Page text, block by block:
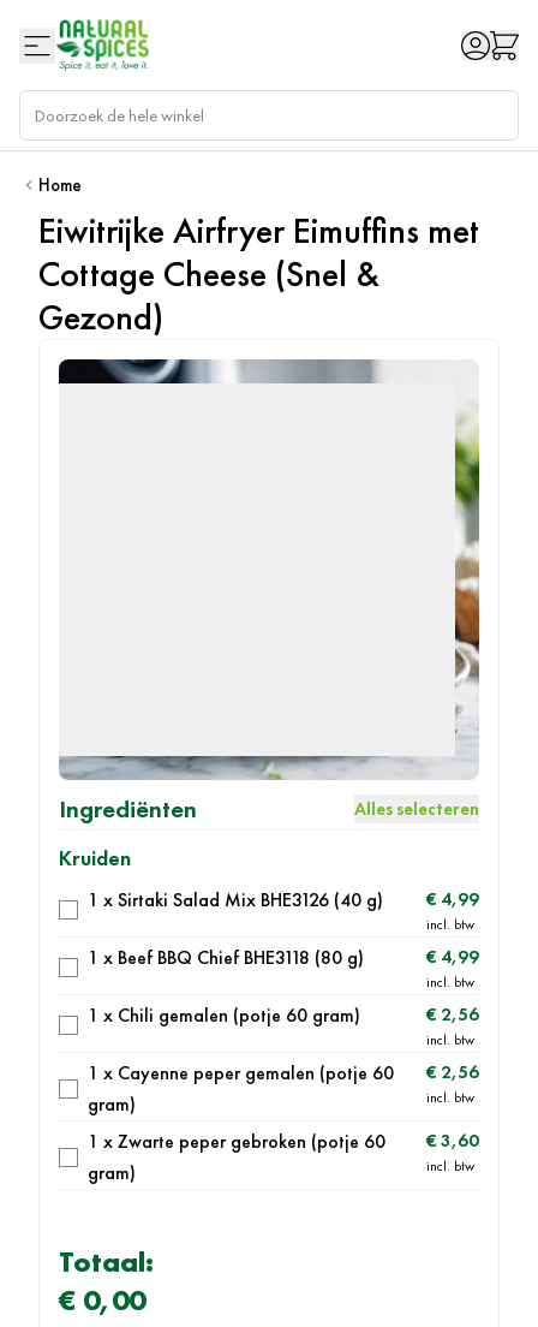
Home
Ingrediënten Alles selecteren
Kruiden
1 x Sirtaki Salad Mix BHE3126 (40 g) € 4,99
1 x Beef BBQ Chief BHE3118 (80 g) € 4,99
1 x Chili gemalen (potje 60 gram) € 2,56
1 x Cayenne peper gemalen (potje 60
gram)
€ 2,56
1 x Zwarte peper gebroken (potje 60
gram)
€ 3,60
Totaal:
Prijs eindproduct
€ 0,00
Eiwitrijke Airfryer Eimuffins met
Cottage Cheese (Snel &
Gezond)